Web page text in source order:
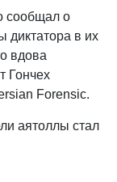
сообщал о
диктатора в их
вдова
Гончех
Forensic.
аятоллы стал